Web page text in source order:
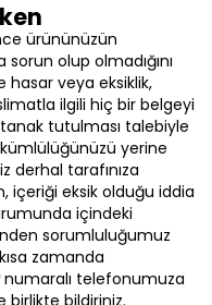
ürününüzün
olup olmadığını
hasar veya eksiklik,
ilgili hiç bir belgeyi
tutulması talebiyle
yerine
derhal tarafınıza
içeriği eksik olduğu iddia
içindeki
sorumluluğumuz
zamanda
numaralı telefonumuza
birlikte bildiriniz.